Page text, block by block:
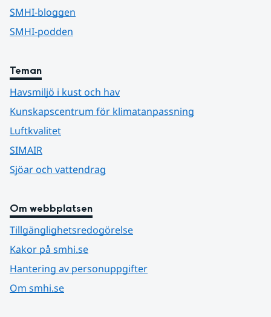
SMHI-bloggen
SMHI-podden
Teman
Havsmiljö i kust och hav
Kunskapscentrum för klimatanpassning
Luftkvalitet
SIMAIR
Sjöar och vattendrag
Om webbplatsen
Tillgänglighetsredogörelse
Kakor på smhi.se
Hantering av personuppgifter
Om smhi.se